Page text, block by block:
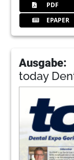
PDF
EPAPER
Ausgabe:
today